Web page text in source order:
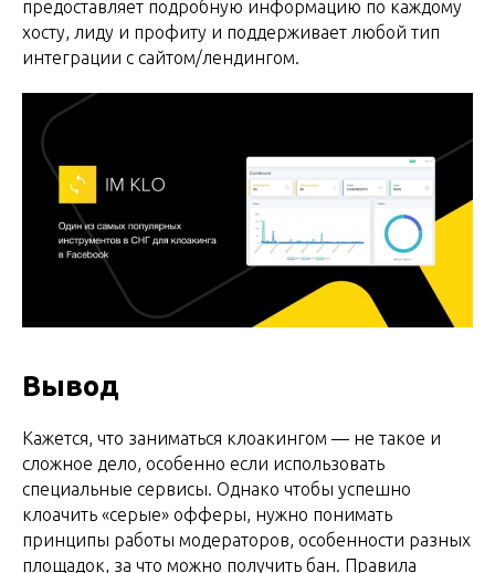
предоставляет подробную информацию по каждому
хосту, лиду и профиту и поддерживает любой тип
интеграции с сайтом/лендингом.
Вывод
Кажется, что заниматься клоакингом — не такое и
сложное дело, особенно если использовать
специальные сервисы. Однако чтобы успешно
клоачить «серые» офферы, нужно понимать
принципы работы модераторов, особенности разных
площадок, за что можно получить бан. Правила